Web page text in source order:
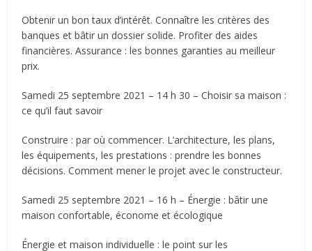
Obtenir un bon taux d’intérêt. Connaître les critères des
banques et bâtir un dossier solide. Profiter des aides
financières. Assurance : les bonnes garanties au meilleur
prix.
Samedi 25 septembre 2021 – 14 h 30 – Choisir sa maison :
ce qu’il faut savoir
Construire : par où commencer. L’architecture, les plans,
les équipements, les prestations : prendre les bonnes
décisions. Comment mener le projet avec le constructeur.
Samedi 25 septembre 2021 – 16 h – Énergie : bâtir une
maison confortable, économe et écologique
Énergie et maison individuelle : le point sur les